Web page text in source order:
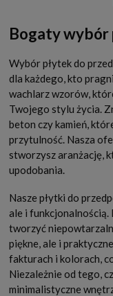
Bogaty wybór
Wybór płytek do
dla każdego, kto
wachlarz wzorów,
Twojego stylu życia.
beton czy kamień,
przytulność. Nasza
stworzysz aranżację,
upodobania.
Nasze płytki do
ale i funkcjonalnością.
tworzyć
piękne, ale i
fakturach i kolorach,
Niezależnie od tego,
minimalistyczne